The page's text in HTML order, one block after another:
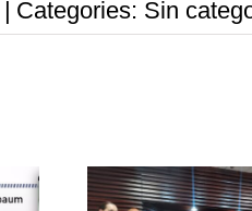
| Categories: Sin